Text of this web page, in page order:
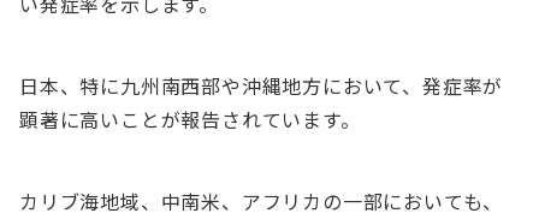
日本、特に九州南西部や沖縄地方において、発症率が
顕著に高いことが報告されています。
カリブ海地域、中南米、アフリカの一部においても、